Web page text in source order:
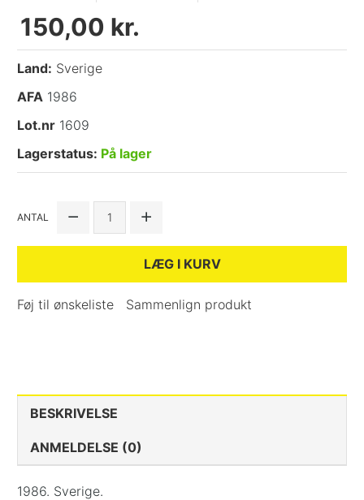
150,00 kr.
Land: Sverige
AFA 1986
Lot.nr 1609
Lagerstatus: På lager
ANTAL
LÆG I KURV
Føj til ønskeliste Sammenlign produkt
BESKRIVELSE
ANMELDELSE (0)
1986. Sverige.